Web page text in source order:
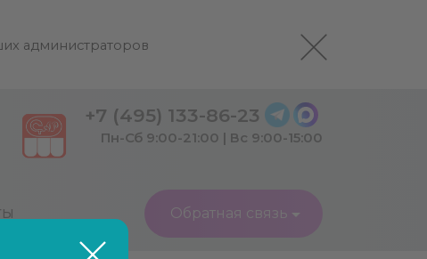
администраторов
+7 (495) 133-86-23
Пн-Сб 9:00-21:00 | Вс 9:00-15:00
Обратная связь